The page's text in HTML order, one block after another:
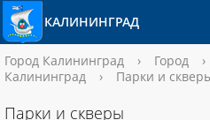
КАЛИНИНГРАД
Город Калининград › Город ›
Калининград
› Парки и
Парки и скверы